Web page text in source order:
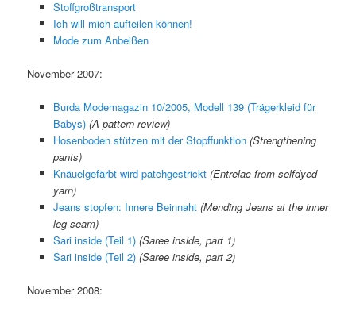
Stoffgroßtransport
Ich will mich aufteilen können!
Mode zum Anbeißen
November 2007:
Burda Modemagazin 10/2005, Modell 139 (Trägerkleid für
Babys) (A pattern review)
Hosenboden stützen mit der Stopffunktion (Strengthening
pants)
Knäuelgefärbt wird patchgestrickt (Entrelac from selfdyed
yarn)
Jeans stopfen: Innere Beinnaht (Mending Jeans at the inner
leg seam)
Sari inside (Teil 1) (Saree inside, part 1)
Sari inside (Teil 2) (Saree inside, part 2)
November 2008: